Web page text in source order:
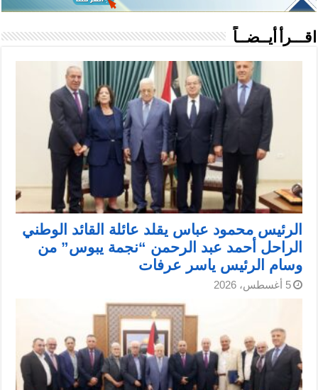
اقـــرأ أيــضــاً
الرئيس محمود عباس يقلد عائلة القائد الوطني
الراحل أحمد عبد الرحمن “نجمة يبوس” من
وسام الرئيس ياسر عرفات
5 أغسطس، 2026